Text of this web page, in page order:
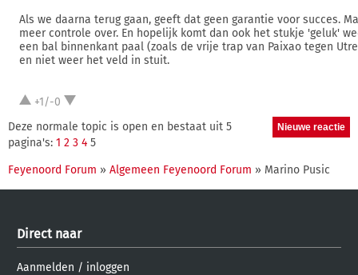
Als we daarna terug gaan, geeft dat geen garantie voor succes.
meer controle over. En hopelijk komt dan ook het stukje 'geluk'
een bal binnenkant paal (zoals de vrije trap van Paixao tegen
en niet weer het veld in stuit.
+1/-0
Deze normale topic is open en bestaat uit 5
pagina's: 1 2 3 4 5
Feyenoord Forum » Algemeen Feyenoord Forum » Marino Pusic
Direct naar
Aanmelden / inloggen